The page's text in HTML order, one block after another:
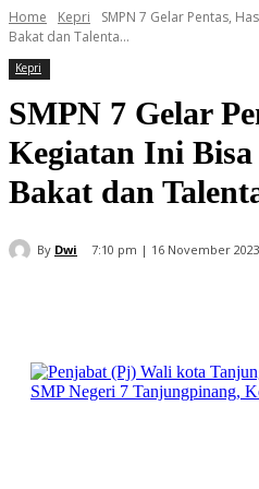
Home Kepri
SMPN 7 Gelar Pentas,
Bakat dan Talenta...
Kepri
SMPN 7 Gelar
Kegiatan Ini
Bakat dan
By Dwi 7:10 pm | 16 November 2023